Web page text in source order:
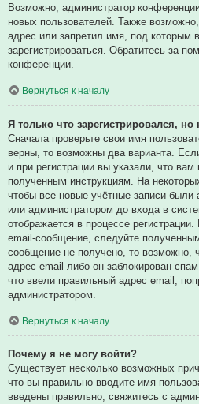
Возможно, администратор
новых пользователей. Также
адрес или запретил имя, под которым
зарегистрироваться. Обратитесь за
конференции.
Вернуться к началу
Я только что зарегистрировался, но
Сначала проверьте свои имя
верны, то возможны два варианта.
и при регистрации вы указали, что
полученным инструкциям. На
чтобы все новые учётные записи были
или администратором до входа в
отображается в процессе
email-сообщение, следуйте
сообщение не получено, то возможно,
адрес email либо он заблокирован
что ввели правильный адрес email,
администратором.
Вернуться к началу
Почему я не могу войти?
Существует несколько возможных
что вы правильно вводите имя
введены правильно, свяжитесь с